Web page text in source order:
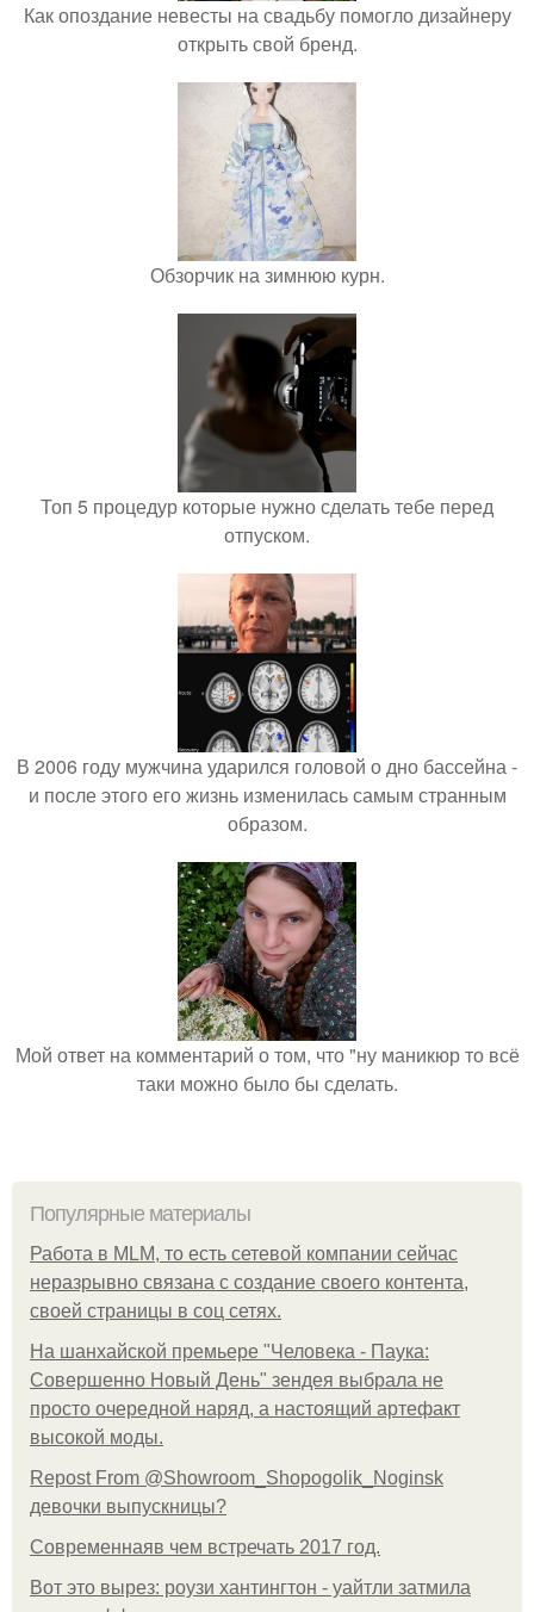
Как опоздание невесты на свадьбу помогло дизайнеру
открыть свой бренд.
Обзорчик на зимнюю курн.
Топ 5 процедур которые нужно сделать тебе перед
отпуском.
В 2006 году мужчина ударился головой о дно бассейна -
и после этого его жизнь изменилась самым странным
образом.
Мой ответ на комментарий о том, что "ну маникюр то всё
таки можно было бы сделать.
Популярные материалы
Работа в MLM, то есть сетевой компании сейчас
неразрывно связана с создание своего контента,
своей страницы в соц сетях.
На шанхайской премьере "Человека - Паука:
Совершенно Новый День" зендея выбрала не
просто очередной наряд, а настоящий артефакт
высокой моды.
Repost From @Showroom_Shopogolik_Noginsk
девочки выпускницы?
Современнаяв чем встречать 2017 год.
Вот это вырез: роузи хантингтон - уайтли затмила